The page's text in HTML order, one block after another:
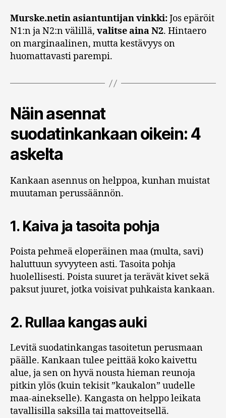
Murske.netin asiantuntijan vinkki:Jos epäröit
N1:n ja N2:n välillä, valitse aina N2. Hintaero
on marginaalinen, mutta kestävyys on
huomattavasti parempi.
Näin asennat
suodatinkankaan oikein: 4
askelta
Kankaan asennus on helppoa, kunhan muistat
muutaman perussäännön.
1. Kaiva ja tasoita pohja
Poista pehmeä eloperäinen maa (multa, savi)
haluttuun syvyyteen asti. Tasoita pohja
huolellisesti. Poista suuret ja terävät kivet sekä
paksut juuret, jotka voisivat puhkaista kankaan.
2. Rullaa kangas auki
Levitä suodatinkangas tasoitetun perusmaan
päälle. Kankaan tulee peittää koko kaivettu
alue, ja sen on hyvä nousta hieman reunoja
pitkin ylös (kuin tekisit ”kaukalon” uudelle
maa-ainekselle). Kangasta on helppo leikata
tavallisilla saksilla tai mattoveitsellä.